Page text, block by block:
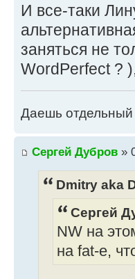
И все-таки
заняться не
WordPerfect ?
Даешь отдельный
Сергей Дубров »
Dmitry aka
Сергей
NW на
на fat-е,